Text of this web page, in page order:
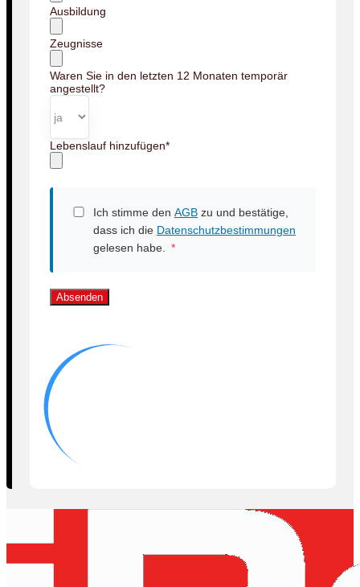
Ausbildung
Zeugnisse
Waren Sie in den letzten 12 Monaten temporär
angestellt?
Lebenslauf hinzufügen*
Ich stimme den AGB zu und bestätige,
dass ich die Datenschutzbestimmungen
gelesen habe. *
Absenden